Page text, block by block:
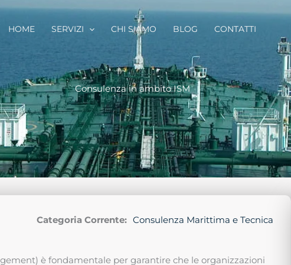
HOME SERVIZI CHI SIAMO BLOG CONTATTI
Consulenza in ambito ISM
Categoria Corrente: Consulenza Marittima e Tecnica
è fondamentale per garantire che le organizzazioni